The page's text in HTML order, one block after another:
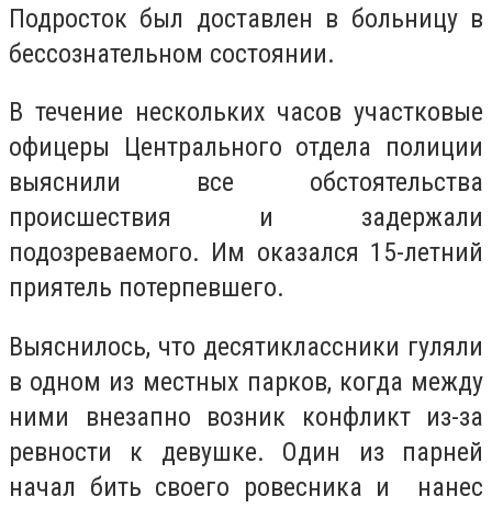
Подросток был доставлен в больницу в
бессознательном состоянии.
В течение нескольких часов участковые
офицеры Центрального отдела полиции
выяснили все обстоятельства
происшествия и задержали
подозреваемого. Им оказался 15-летний
приятель потерпевшего.
Выяснилось, что десятиклассники гуляли
в одном из местных парков, когда между
ними внезапно возник конфликт из-за
ревности к девушке. Один из парней
начал бить своего ровесника и нанес